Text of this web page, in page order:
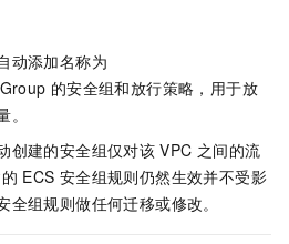
动添加名称为
的安全组和放行策略，用于放
创建的安全组仅对该 VPC 之间的流
ECS 安全组规则仍然生效并不受影
全组规则做任何迁移或修改。